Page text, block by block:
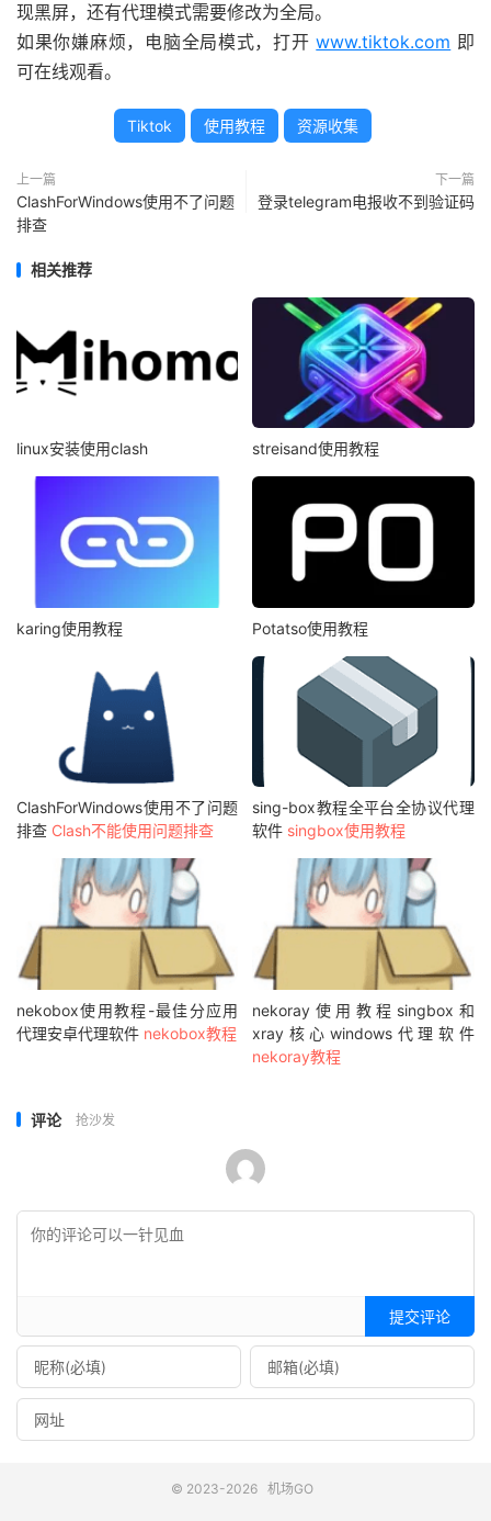
现黑屏，还有代理模式需要修改为全局。
如果你嫌麻烦，电脑全局模式，打开www.tiktok.com 即
可在线观看。
Tiktok 使用教程 资源收集
上一篇
ClashForWindows使用不了问题
排查
下一篇
登录telegram电报收不到验证码
相关推荐
linux安装使用clash streisand使用教程
karing使用教程 Potatso使用教程
ClashForWindows使用不了问题
排查 Clash不能使用问题排查
sing-box教程全平台全协议代理
软件 singbox使用教程
nekobox使用教程-最佳分应用
代理安卓代理软件 nekobox教程
nekoray使用教程singbox和
xray核心windows代理软件
nekoray教程
评论 抢沙发
提交评论
© 2023-2026 机场GO